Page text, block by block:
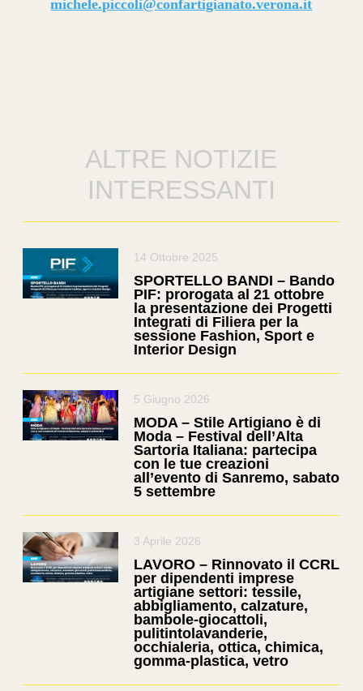
michele.piccoli@confartigianato.verona.it
ALTRE NOTIZIE
INTERESSANTI
14 Ottobre 2025
SPORTELLO BANDI – Bando
PIF: prorogata al 21 ottobre
la presentazione dei Progetti
Integrati di Filiera per la
sessione Fashion, Sport e
Interior Design
5 Giugno 2026
MODA – Stile Artigiano è di
Moda – Festival dell’Alta
Sartoria Italiana: partecipa
con le tue creazioni
all’evento di Sanremo, sabato
5 settembre
3 Aprile 2026
LAVORO – Rinnovato il CCRL
per dipendenti imprese
artigiane settori: tessile,
abbigliamento, calzature,
bambole-giocattoli,
pulitintolavanderie,
occhialeria, ottica, chimica,
gomma-plastica, vetro